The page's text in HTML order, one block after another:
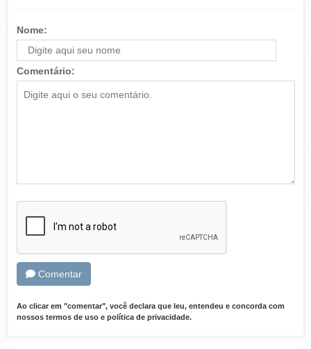
Nome:
Comentário:
Comentar
Ao clicar em "comentar", você declara que leu, entendeu e concorda com
nossos termos de usoe política de privacidade.